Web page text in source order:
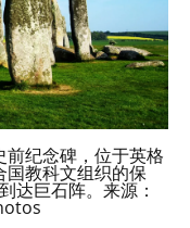
纪念碑，位于英格
国教科文组织的保
达巨石阵。来源：